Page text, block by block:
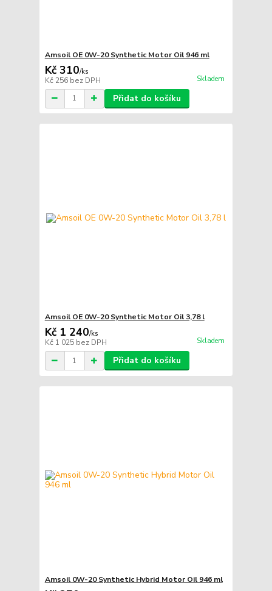
Amsoil OE 0W-20 Synthetic Motor Oil 946 ml
Kč 310/ks
Kč 256 bez DPH Skladem
Přidat do košíku
Amsoil OE 0W-20 Synthetic Motor Oil 3,78 l
Kč 1 240/ks
Kč 1 025 bez DPH Skladem
Přidat do košíku
Amsoil 0W-20 Synthetic Hybrid Motor Oil 946 ml